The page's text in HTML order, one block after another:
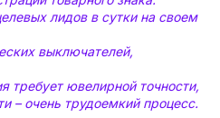
лидов в сутки на своем
выключателей,
требует ювелирной точности,
– очень трудоемкий процесс.